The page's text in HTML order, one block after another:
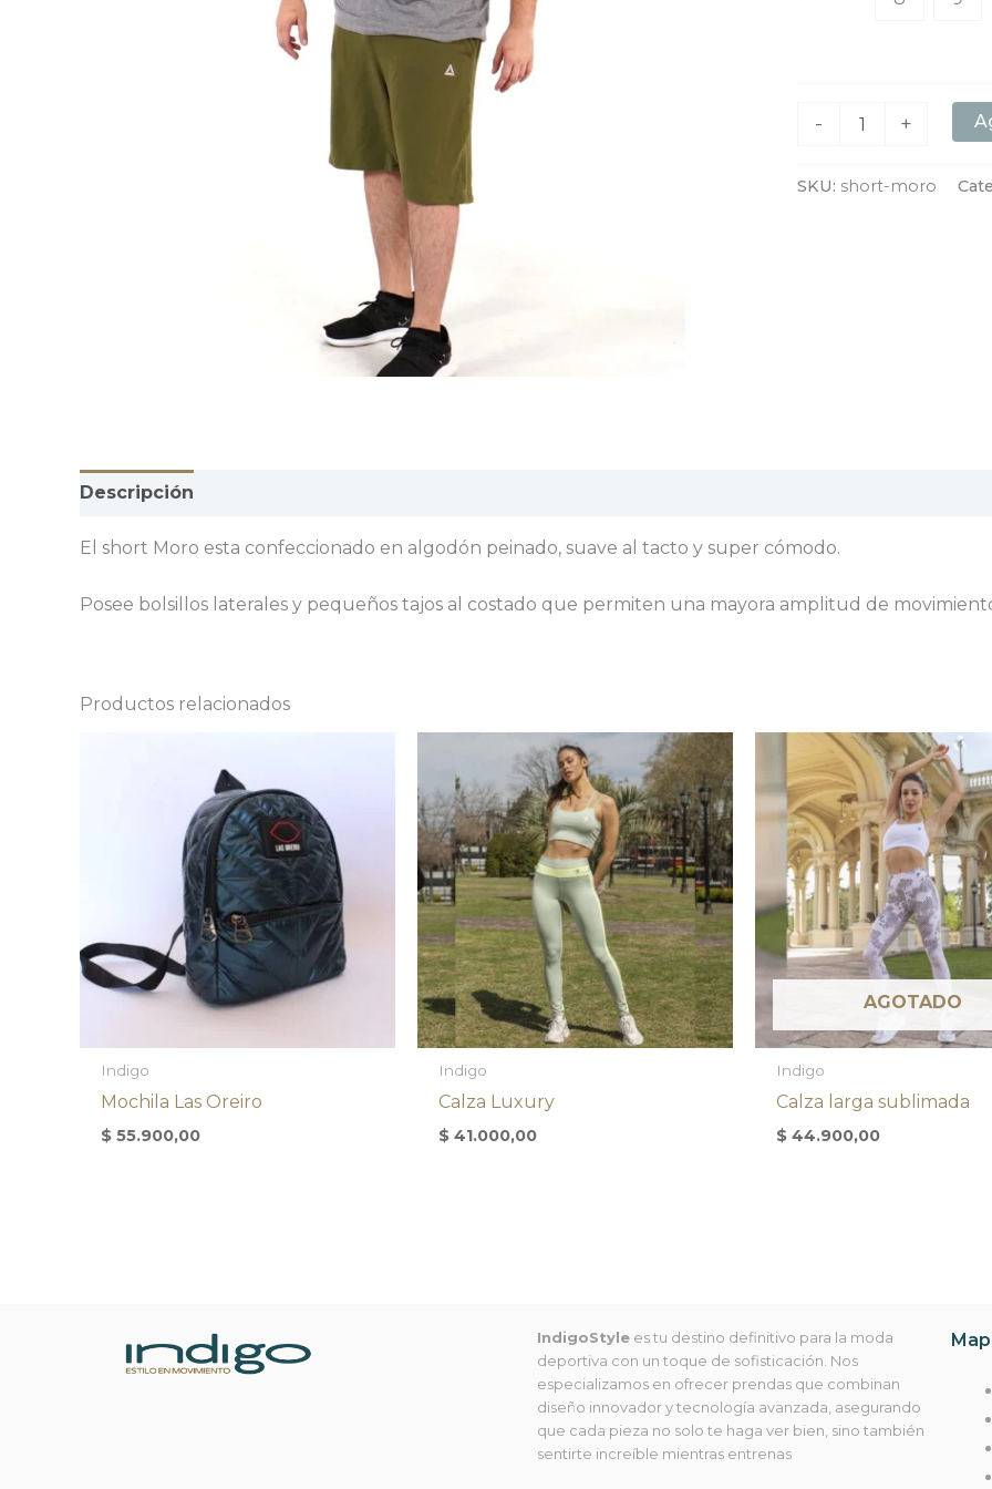
- +
SKU: short-moro
Descripción
El short Moro esta confeccionado en algodón peinado, suave al tacto y super cómodo.
Posee bolsillos laterales y pequeños tajos al costado que permiten una mayora amplitud de
Productos relacionados
Indigo
Mochila Las Oreiro
$ 55.900,00
Indigo
Calza Luxury
$ 41.000,00
AGOTADO
Indigo
Calza larga sublimada
$ 44.900,00
IndigoStyle es tu destino definitivo para la moda
deportiva con un toque de sofisticación. Nos
especializamos en ofrecer prendas que combinan
diseño innovador y tecnología avanzada, asegurando
que cada pieza no solo te haga ver bien, sino también
sentirte increíble mientras entrenas